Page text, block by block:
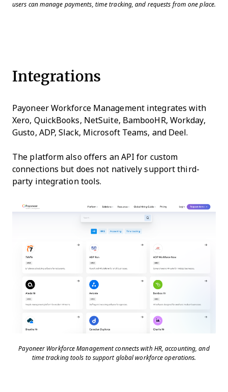
users can manage payments, time tracking, and requests from one place.
Integrations
Payoneer Workforce Management integrates with
Xero, QuickBooks, NetSuite, BambooHR, Workday,
Gusto, ADP, Slack, Microsoft Teams, and Deel.
The platform also offers an API for custom
connections but does not natively support third-
party integration tools.
Payoneer Workforce Management connects with HR, accounting, and
time tracking tools to support global workforce operations.